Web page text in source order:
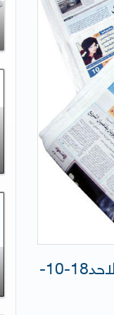
إدارة الإعلام والعلاقات العامة لوزارة العدل : نشرة صحافة الاحد18-10-